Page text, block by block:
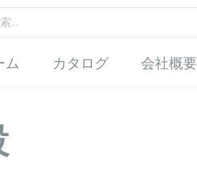
ム カタログ 会社概要